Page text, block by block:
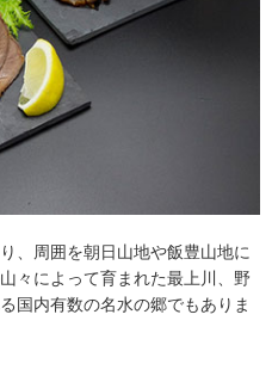
、周囲を朝日山地や飯豊山地に
々によって育まれた最上川、野
国内有数の名水の郷でもありま